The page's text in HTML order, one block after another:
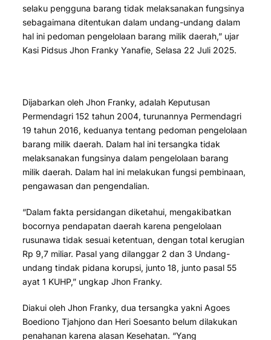
selaku pengguna barang tidak melaksanakan fungsinya
sebagaimana ditentukan dalam undang-undang dalam
hal ini pedoman pengelolaan barang milik daerah,” ujar
Kasi Pidsus Jhon Franky Yanafie, Selasa 22 Juli 2025.
Dijabarkan oleh Jhon Franky, adalah Keputusan
Permendagri 152 tahun 2004, turunannya Permendagri
19 tahun 2016, keduanya tentang pedoman pengelolaan
barang milik daerah. Dalam hal ini tersangka tidak
melaksanakan fungsinya dalam pengelolaan barang
milik daerah. Dalam hal ini melakukan fungsi pembinaan,
pengawasan dan pengendalian.
“Dalam fakta persidangan diketahui, mengakibatkan
bocornya pendapatan daerah karena pengelolaan
rusunawa tidak sesuai ketentuan, dengan total kerugian
Rp 9,7 miliar. Pasal yang dilanggar 2 dan 3 Undang-
undang tindak pidana korupsi, junto 18, junto pasal 55
ayat 1 KUHP,” ungkap Jhon Franky.
Diakui oleh Jhon Franky, dua tersangka yakni Agoes
Boediono Tjahjono dan Heri Soesanto belum dilakukan
penahanan karena alasan Kesehatan. “Yang